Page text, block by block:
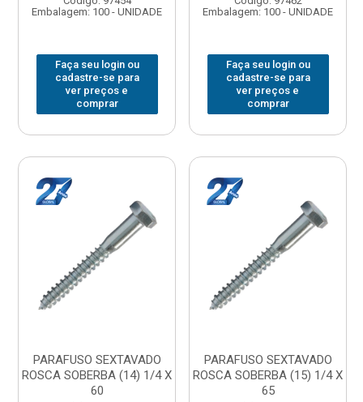
Embalagem: 100 - UNIDADE
Faça seu login ou
cadastre-se para
ver preços e
comprar
Embalagem: 100 - UNIDADE
Faça seu login ou
cadastre-se para
ver preços e
comprar
PARAFUSO SEXTAVADO
ROSCA SOBERBA (14) 1/4 X
60
PARAFUSO SEXTAVADO
ROSCA SOBERBA (15) 1/4 X
65